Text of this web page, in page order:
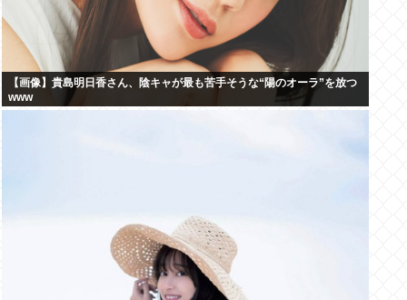
【画像】貴島明日香さん、陰キャが最も苦手そうな“陽のオーラ”を放つ
www